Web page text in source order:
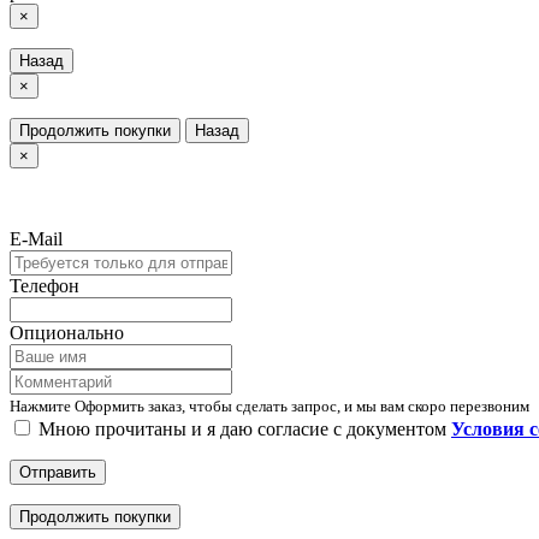
×
Назад
×
Продолжить покупки
Назад
×
E-Mail
Телефон
Опционально
Нажмите Оформить заказ, чтобы сделать запрос, и мы вам скоро перезвоним
Мною прочитаны и я даю согласие с документом Условия
Отправить
Продолжить покупки